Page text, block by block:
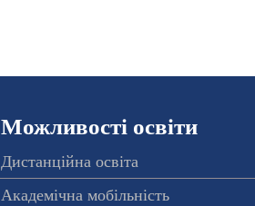
Можливості освіти
Дистанційна освіта
Академічна мобільність